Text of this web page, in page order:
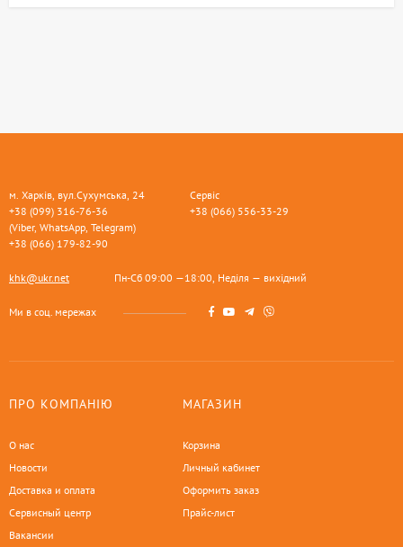
м. Харків, вул.Сухумська, 24
+38 (099) 316-76-36
(Viber, WhatsApp, Telegram)
+38 (066) 179-82-90
Сервіс
+38 (066) 556-33-29
khk@ukr.net Пн-Сб 09:00 —18:00, Неділя — вихідний
Ми в соц. мережах
ПРО КОМПАНІЮ
О нас
Новости
Доставка и оплата
Сервисный центр
Вакансии
МАГАЗИН
Корзина
Личный кабинет
Оформить заказ
Прайс-лист